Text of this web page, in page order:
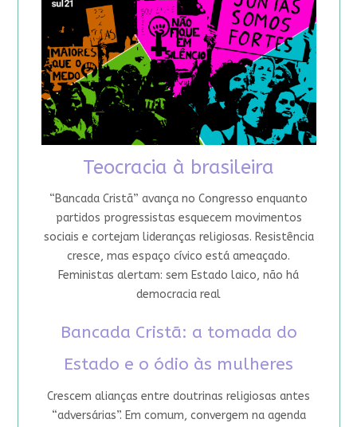
Teocracia à brasileira
“Bancada Cristã” avança no Congresso enquanto
partidos progressistas esquecem movimentos
sociais e cortejam lideranças religiosas. Resistência
cresce, mas espaço cívico está ameaçado.
Feministas alertam: sem Estado laico, não há
democracia real
Bancada Cristã: a tomada do
Estado e o ódio às mulheres
Crescem alianças entre doutrinas religiosas antes
“adversárias”. Em comum, convergem na agenda